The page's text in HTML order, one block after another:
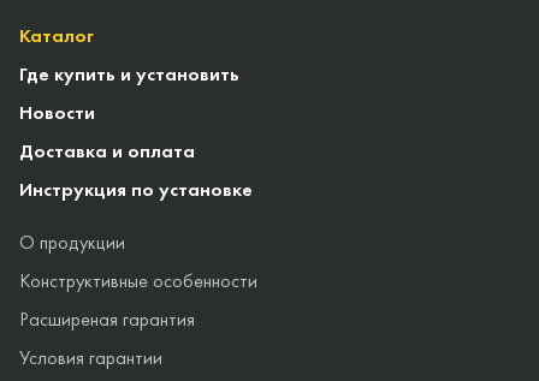
Каталог
Где купить и установить
Новости
Доставка и оплата
Инструкция по установке
О продукции
Конструктивные особенности
Расширеная гарантия
Условия гарантии